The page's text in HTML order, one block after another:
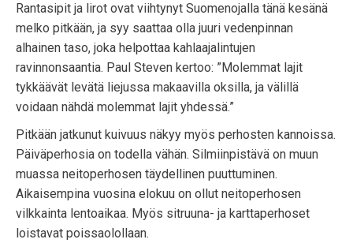
Rantasipit ja lirot ovat viihtynyt Suomenojalla tänä kesänä
melko pitkään, ja syy saattaa olla juuri vedenpinnan
alhainen taso, joka helpottaa kahlaajalintujen
ravinnonsaantia. Paul Steven kertoo: ”Molemmat lajit
tykkäävät levätä liejussa makaavilla oksilla, ja välillä
voidaan nähdä molemmat lajit yhdessä.”
Pitkään jatkunut kuivuus näkyy myös perhosten kannoissa.
Päiväperhosia on todella vähän. Silmiinpistävä on muun
muassa neitoperhosen täydellinen puuttuminen.
Aikaisempina vuosina elokuu on ollut neitoperhosen
vilkkainta lentoaikaa. Myös sitruuna- ja karttaperhoset
loistavat poissaolollaan.